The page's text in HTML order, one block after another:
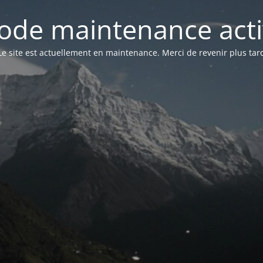
maintenance
site est actuellement en maintenance. Merci de revenir plus